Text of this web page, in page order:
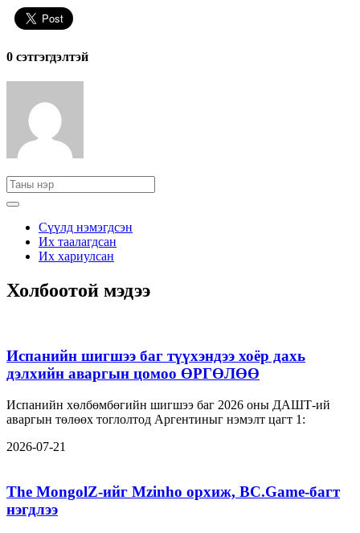
0 cэтгэгдэлтэй
Сүүлд нэмэгдсэн
Их таалагдсан
Их хариулсан
Холбоотой мэдээ
Испанийн шигшээ баг түүхэндээ хоёр дахь
дэлхийн аваргын цомоо ӨРГӨЛӨӨ
Испанийн хөлбөмбөгийн шигшээ баг 2026 оны ДАШТ-ий
аваргын төлөөх тоглолтод Аргентиныг нэмэлт цагт 1:
2026-07-21
The MongolZ-ийг Mzinho орхиж, BC.Game-багт
нэгдлээ